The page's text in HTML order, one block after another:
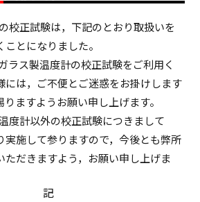
校正試験は，下記のとおり取扱いを
とになりました。
ラス製温度計の校正試験をご利用く
には，ご不便とご迷惑をお掛けします
ますようお願い申し上げます。
度計以外の校正試験につきまして
実施して参りますので，今後とも弊所
ただきますよう，お願い申し上げま
記